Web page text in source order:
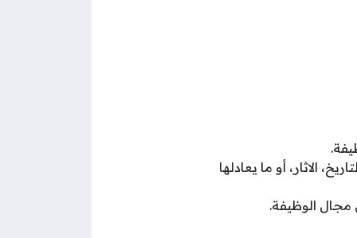
الاثار، أو ما يعادلها
الوظيفة.